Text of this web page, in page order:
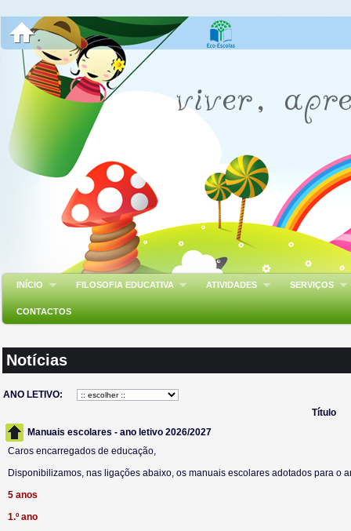
INÍCIO FILOSOFIA EDUCATIVA ATIVIDADES SERVIÇOS
CONTACTOS
Notícias
ANO LETIVO:
Título
Manuais escolares - ano letivo 2026/2027
Caros encarregados de educação,
Disponibilizamos, nas ligações abaixo, os manuais escolares adotados para o
5 anos
1.º ano